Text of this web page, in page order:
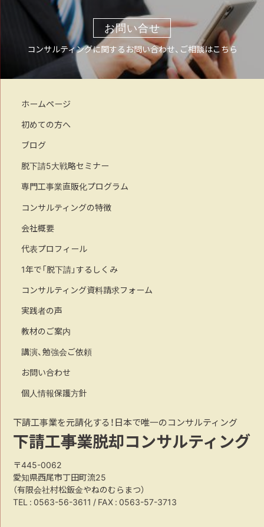
お問い合せ
コンサルティングに関するお問い合わせ、ご相談はこちら
ホームページ
初めての方へ
ブログ
脱下請5大戦略セミナー
専門工事業直販化プログラム
コンサルティングの特徴
会社概要
代表プロフィール
1年で「脱下請」するしくみ
コンサルティング資料請求フォーム
実践者の声
教材のご案内
講演、勉強会ご依頼
お問い合わせ
個人情報保護方針
下請工事業を元請化する！日本で唯一のコンサルティング
下請工事業脱却コンサルティング
〒445-0062
愛知県西尾市丁田町流25
（有限会社村松鈑金やねのむらまつ）
TEL :0563-56-3611 / FAX : 0563-57-3713